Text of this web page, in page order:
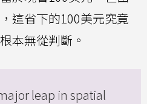
這省下的100美元究竟
本無從判斷。
leap in spatial